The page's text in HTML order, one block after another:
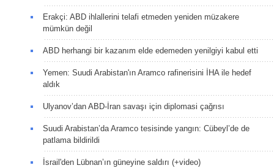
Erakçi: ABD ihlallerini telafi etmeden yeniden müzakere
mümkün değil
ABD herhangi bir kazanım elde edemeden yenilgiyi kabul etti
Yemen: Suudi Arabistan'ın Aramco rafinerisini İHA ile hedef
aldık
Ulyanov’dan ABD-İran savaşı için diplomasi çağrısı
Suudi Arabistan’da Aramco tesisinde yangın: Cübeyl’de de
patlama bildirildi
İsrail'den Lübnan’ın güneyine saldırı (+video)